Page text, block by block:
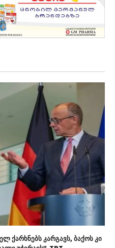
ქარხნებს კარგავს, ბაქოს კი